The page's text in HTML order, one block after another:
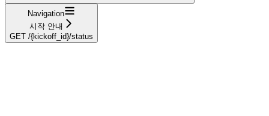
Navigation
시작 안내
GET /{kickoff_id}/status